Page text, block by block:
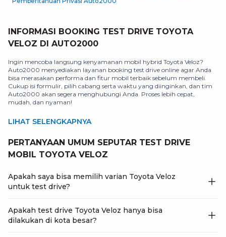
INFORMASI BOOKING TEST DRIVE TOYOTA
VELOZ DI AUTO2000
Ingin mencoba langsung kenyamanan mobil hybrid Toyota Veloz?
Auto2000 menyediakan layanan booking test drive online agar Anda
bisa merasakan performa dan fitur mobil terbaik sebelum membeli.
Cukup isi formulir, pilih cabang serta waktu yang diinginkan, dan tim
Auto2000 akan segera menghubungi Anda. Proses lebih cepat,
mudah, dan nyaman!
LIHAT SELENGKAPNYA
PERTANYAAN UMUM SEPUTAR TEST DRIVE
MOBIL TOYOTA VELOZ
Apakah saya bisa memilih varian Toyota Veloz
untuk test drive?
Apakah test drive Toyota Veloz hanya bisa
dilakukan di kota besar?